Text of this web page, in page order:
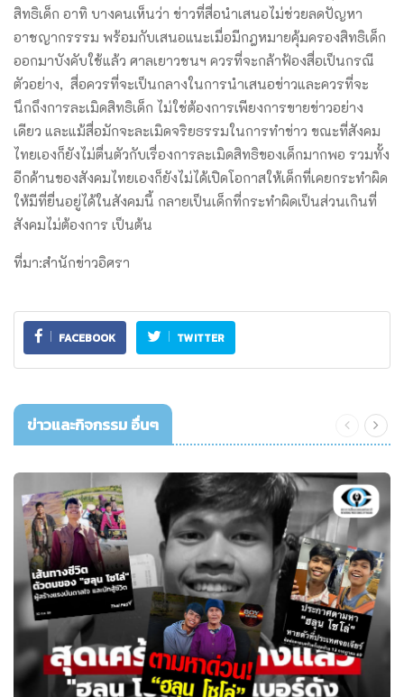
สิทธิเด็ก อาทิ บางคนเห็นว่า ข่าวที่สื่อนำเสนอไม่ช่วยลดปัญหา
อาชญากรรรม พร้อมกับเสนอแนะเมื่อมีกฎหมายคุ้มครองสิทธิเด็ก
ออกมาบังคับใช้แล้ว ศาลเยาวชนฯ ควรที่จะกล้าฟ้องสื่อเป็นกรณี
ตัวอย่าง, สื่อควรที่จะเป็นกลางในการนำเสนอข่าวและควรที่จะ
นึกถึงการละเมิดสิทธิเด็ก ไม่ใช่ต้องการเพียงการขายข่าวอย่าง
เดียว และแม้สื่อมักจะละเมิดจริยธรรมในการทำข่าว ขณะที่สังคม
ไทยเองก็ยังไม่ตื่นตัวกับเรื่องการละเมิดสิทธิของเด็กมากพอ รวมทั้ง
อีกด้านของสังคมไทยเองก็ยังไม่ได้เปิดโอกาสให้เด็กที่เคยกระทำผิด
ให้มีที่ยื่นอยู่ได้ในสังคมนี้ กลายเป็นเด็กที่กระทำผิดเป็นส่วนเกินที่
สังคมไม่ต้องการ เป็นต้น
ที่มา:สำนักข่าวอิศรา
FACEBOOK TWITTER
ข่าวและกิจกรรม อื่นๆ